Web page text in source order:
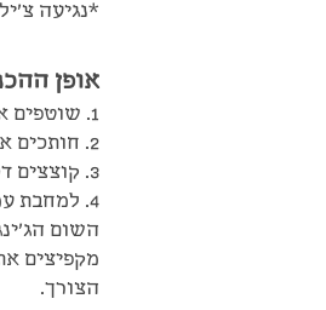
*נגיעה
אופן
1. שוטפים את הירקות.
2. חותכים את השומר והגזר לרצועות דקות/ לגפרורים.
3. קוצצים דק דק את החלק הירוק של הכרישה, ואת החלק הלבן חותכים לטבעות דקות יחסית.
השום
מקפיצים
הצורך.